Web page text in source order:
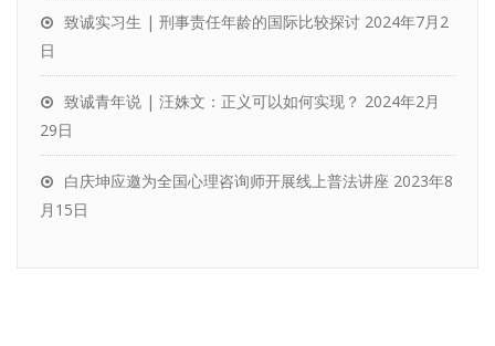
致诚实习生 | 刑事责任年龄的国际比较探讨 2024年7月2
日
致诚青年说 | 汪姝文：正义可以如何实现？ 2024年2月
29日
白庆坤应邀为全国心理咨询师开展线上普法讲座 2023年8
月15日